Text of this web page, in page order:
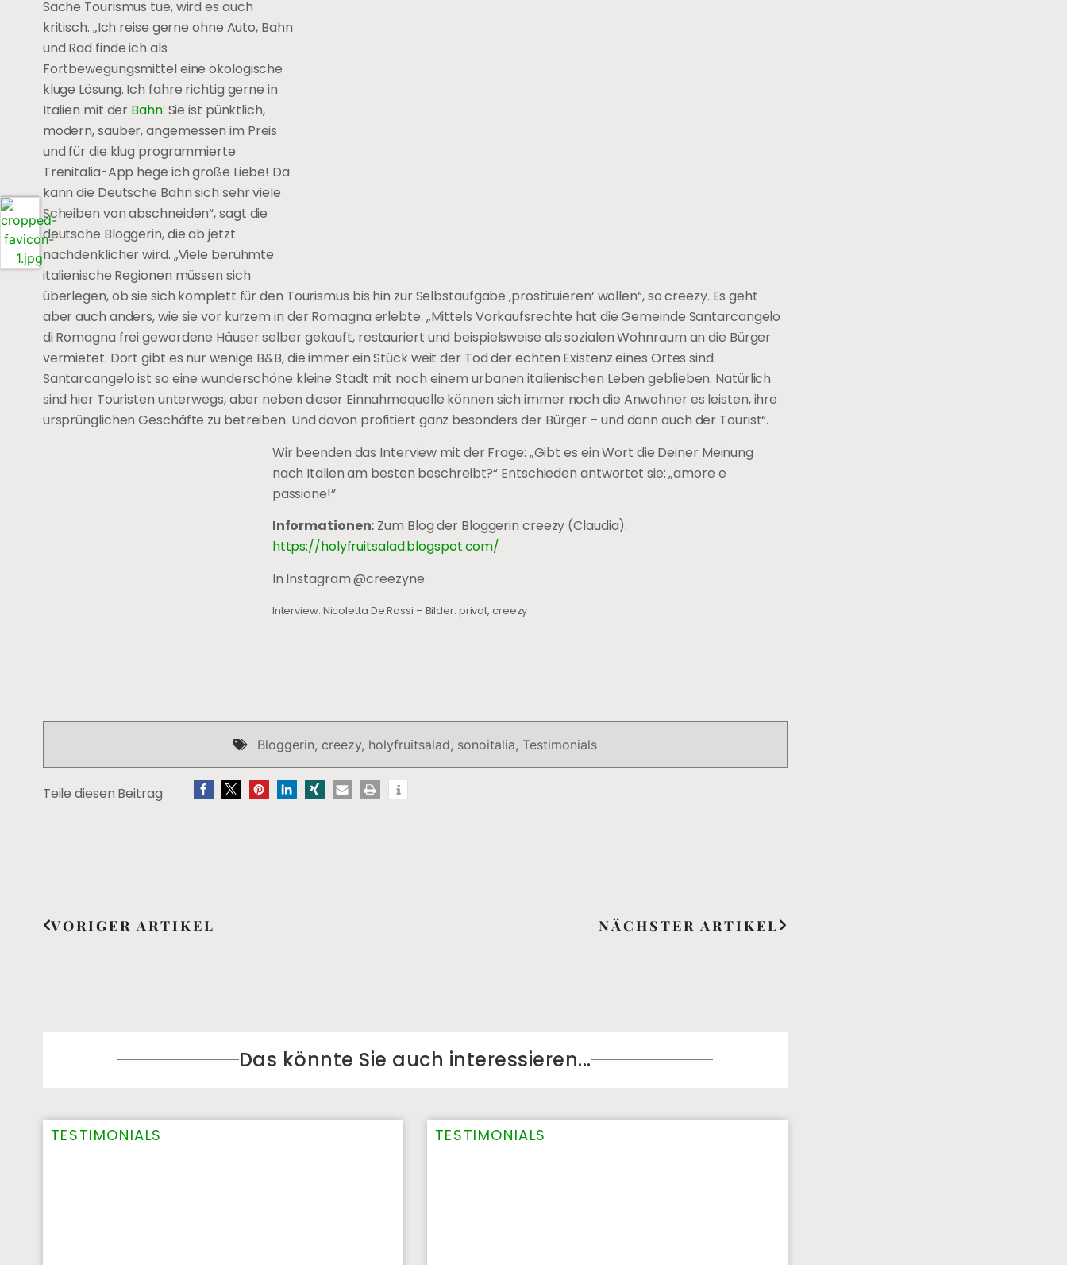
Sache Tourismus tue, wird es auch
kritisch. „Ich reise gerne ohne Auto, Bahn
und Rad finde ich als
Fortbewegungsmittel eine ökologische
kluge Lösung. Ich fahre richtig gerne in
Italien mit der Bahn: Sie ist pünktlich,
modern, sauber, angemessen im Preis
und für die klug programmierte
Trenitalia-App hege ich große Liebe! Da
kann die Deutsche Bahn sich sehr viele
Scheiben von abschneiden“, sagt die
deutsche Bloggerin, die ab jetzt
nachdenklicher wird. „Viele berühmte
italienische Regionen müssen sich
überlegen, ob sie sich komplett für den Tourismus bis hin zur Selbstaufgabe ‚prostituieren‘ wollen“, so creezy. Es geht
aber auch anders, wie sie vor kurzem in der Romagna erlebte. „Mittels Vorkaufsrechte hat die Gemeinde Santarcangelo
di Romagna frei gewordene Häuser selber gekauft, restauriert und beispielsweise als sozialen Wohnraum an die Bürger
vermietet. Dort gibt es nur wenige B&B, die immer ein Stück weit der Tod der echten Existenz eines Ortes sind.
Santarcangelo ist so eine wunderschöne kleine Stadt mit noch einem urbanen italienischen Leben geblieben. Natürlich
sind hier Touristen unterwegs, aber neben dieser Einnahmequelle können sich immer noch die Anwohner es leisten, ihre
ursprünglichen Geschäfte zu betreiben. Und davon profitiert ganz besonders der Bürger – und dann auch der Tourist“.
Wir beenden das Interview mit der Frage: „Gibt es ein Wort die Deiner Meinung
nach Italien am besten beschreibt?“ Entschieden antwortet sie: „amore e
passione!”
Informationen: Zum Blog der Bloggerin creezy (Claudia):
https://holyfruitsalad.blogspot.com/
In Instagram @creezyne
Interview: Nicoletta De Rossi – Bilder: privat, creezy
Bloggerin, creezy, holyfruitsalad, sonoitalia, Testimonials
Teile diesen Beitrag
VORIGER ARTIKEL NÄCHSTER ARTIKEL
Das könnte Sie auch interessieren...​
TESTIMONIALS TESTIMONIALS